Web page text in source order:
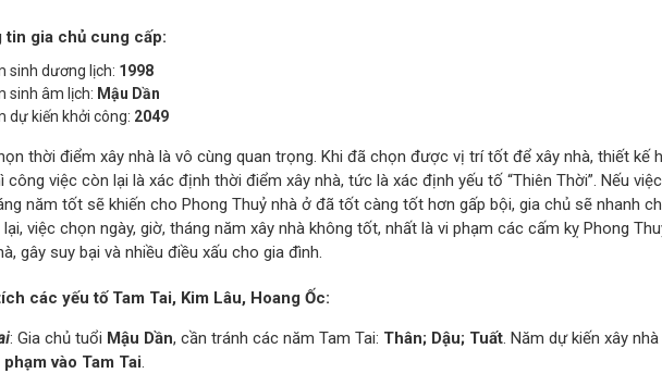
tin gia chủ cung cấp:
sinh dương lịch: 1998
sinh âm lịch: Mậu Dần
dự kiến khởi công: 2049
thời điểm xây nhà là vô cùng quan trọng. Khi đã chọn được vị trí tốt để xây nhà, thiết kế
công việc còn lại là xác định thời điểm xây nhà, tức là xác định yếu tố “Thiên Thời”. Nếu
năm tốt sẽ khiến cho Phong Thuỷ nhà ở đã tốt càng tốt hơn gấp bội, gia chủ sẽ nhanh
việc chọn ngày, giờ, tháng năm xây nhà không tốt, nhất là vi phạm các cấm kỵ Phong
gây suy bại và nhiều điều xấu cho gia đình.
các yếu tố Tam Tai, Kim Lâu, Hoang Ốc:
: Gia chủ tuổi Mậu Dần, cần tránh các năm Tam Tai: Thân; Dậu; Tuất. Năm dự kiến xây
vào Tam Tai.